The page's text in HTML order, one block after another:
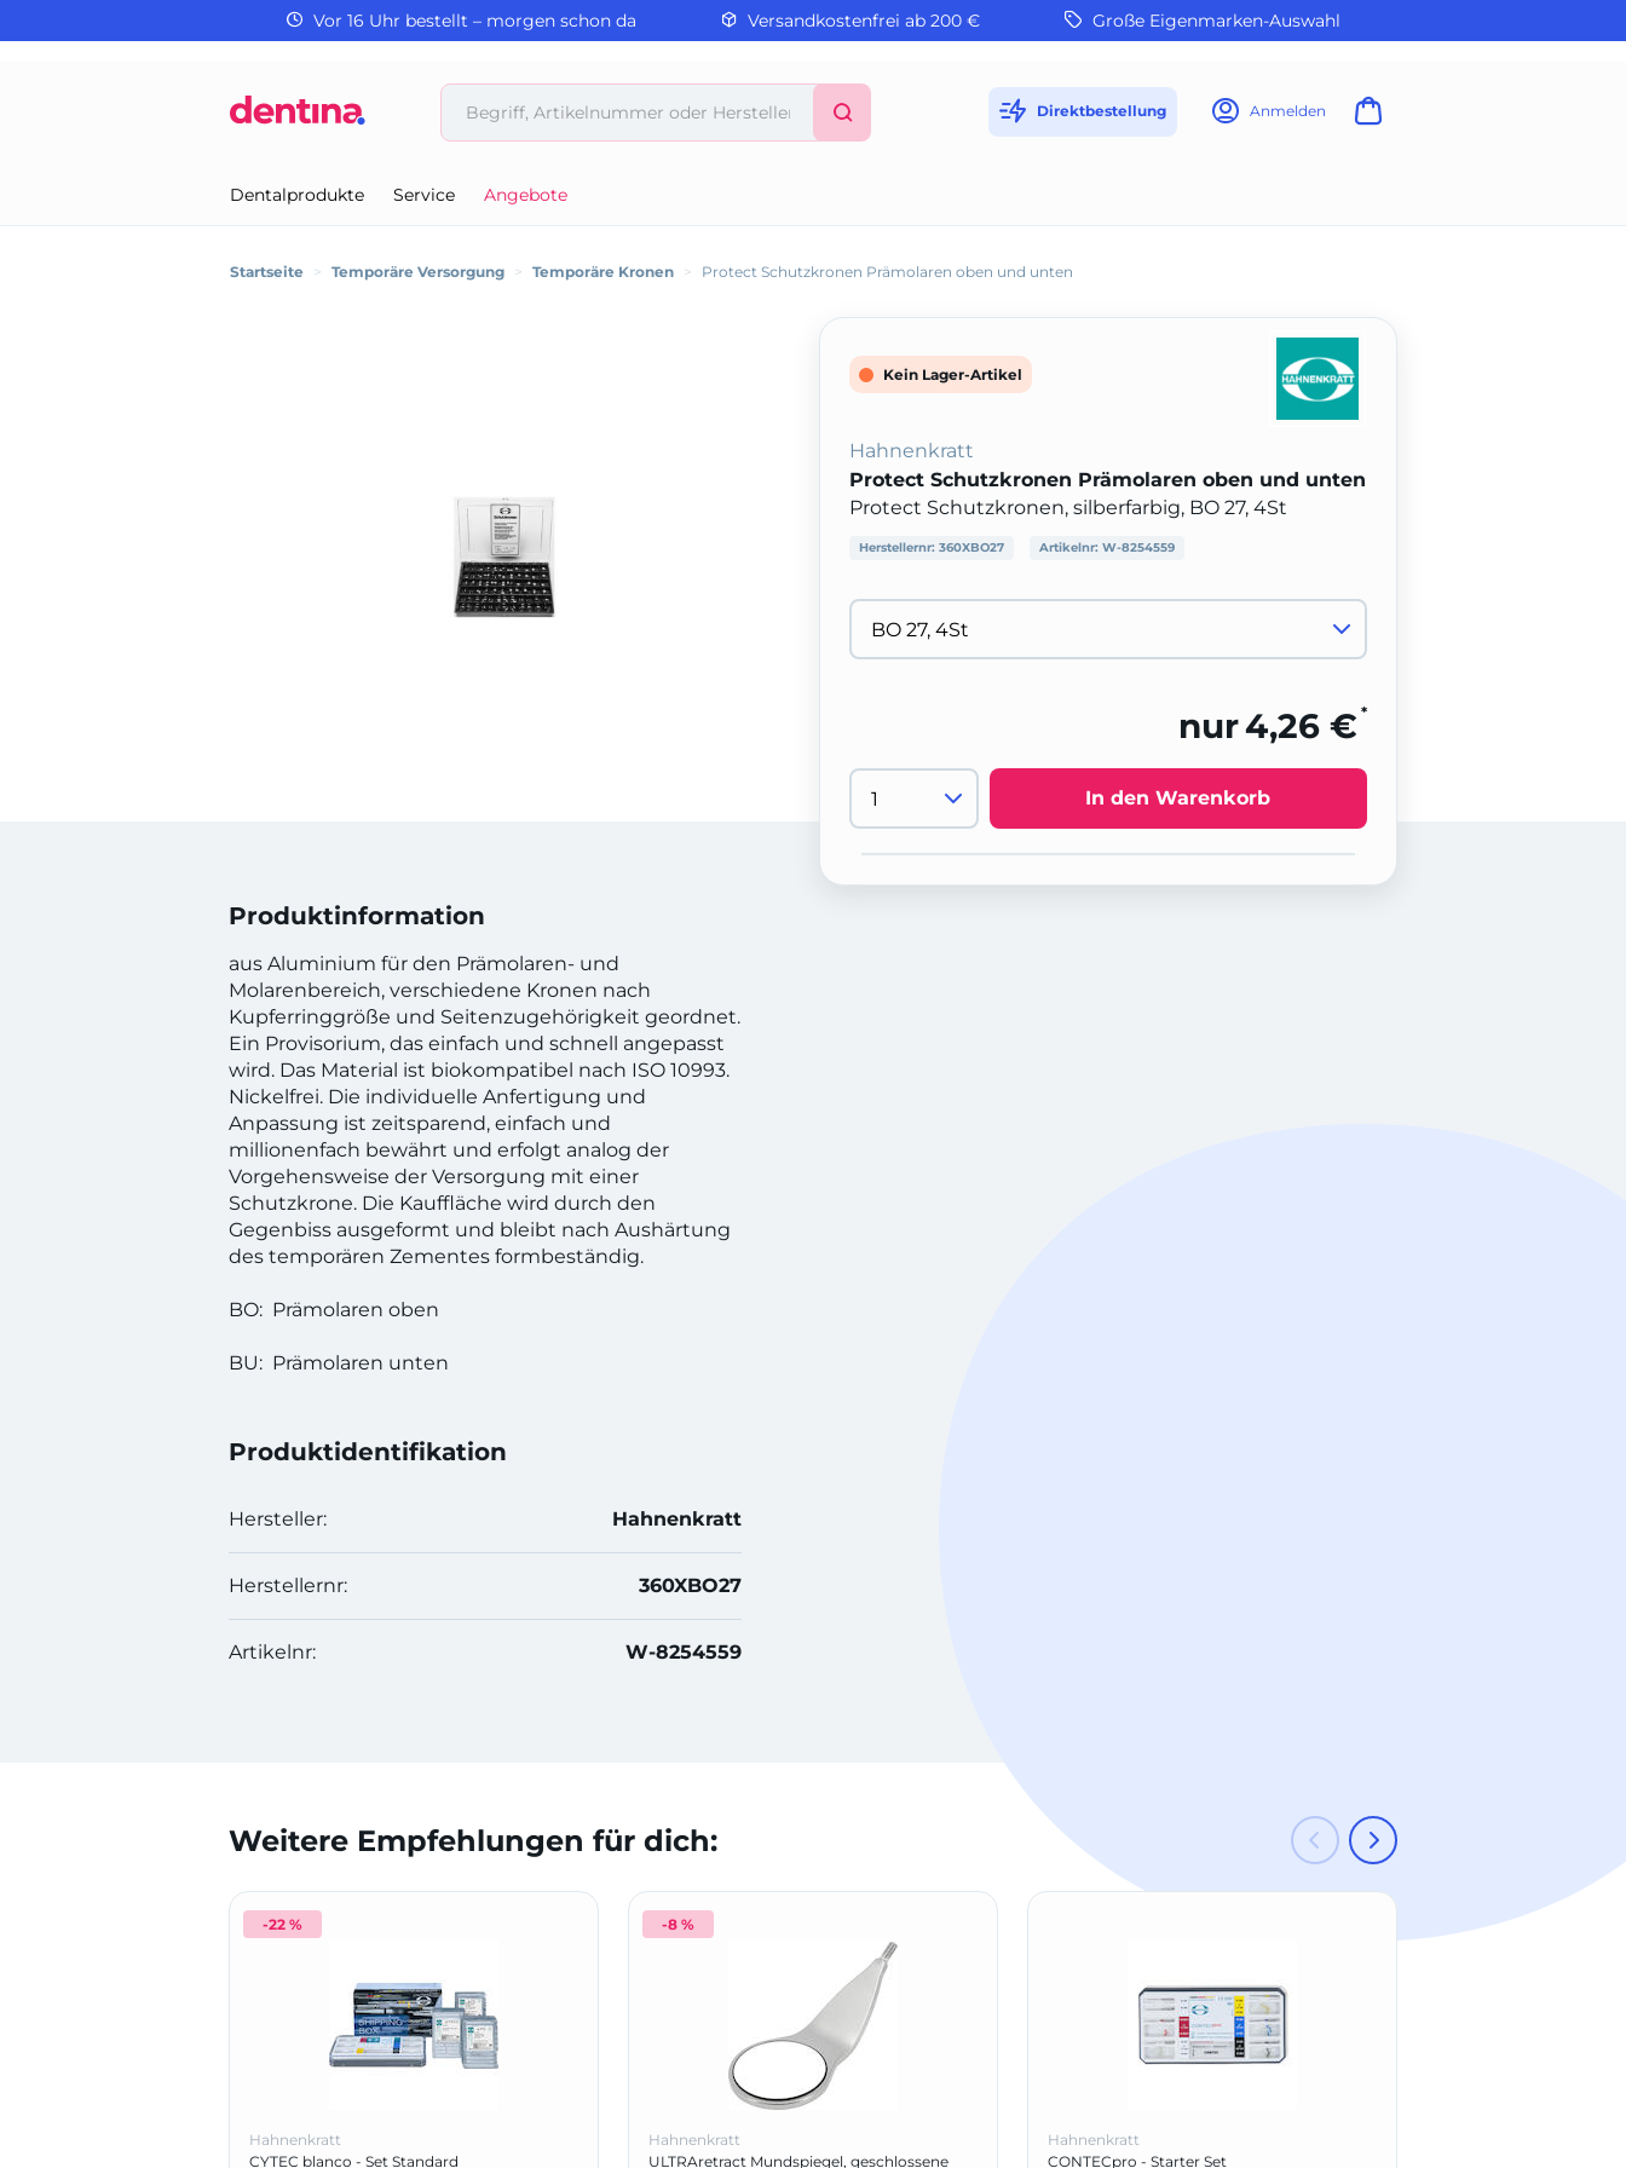
Vor 16 Uhr bestellt – morgen schon da Versandkostenfrei ab 200 € Große Eigenmarken-Auswahl
Direktbestellung Anmelden
Dentalprodukte Service Angebote
Startseite > Temporäre Versorgung > Temporäre Kronen > Protect Schutzkronen Prämolaren oben und unten
Produktinformation
aus Aluminium für den Prämolaren- und
Molarenbereich, verschiedene Kronen nach
Kupferringgröße und Seitenzugehörigkeit geordnet.
Ein Provisorium, das einfach und schnell angepasst
wird. Das Material ist biokompatibel nach ISO 10993.
Nickelfrei. Die individuelle Anfertigung und
Anpassung ist zeitsparend, einfach und
millionenfach bewährt und erfolgt analog der
Vorgehensweise der Versorgung mit einer
Schutzkrone. Die Kauffläche wird durch den
Gegenbiss ausgeformt und bleibt nach Aushärtung
des temporären Zementes formbeständig.
BO: Prämolaren oben
BU: Prämolaren unten
Produktidentifikation
Hersteller: Hahnenkratt
Herstellernr: 360XBO27
Artikelnr: W-8254559
Kein Lager-Artikel
Hahnenkratt
Protect Schutzkronen Prämolaren oben und unten
Protect Schutzkronen, silberfarbig, BO 27, 4St
Herstellernr: 360XBO27 Artikelnr: W-8254559
nur4,26 € *
In den Warenkorb
Weitere Empfehlungen für dich:
-22 %
Hahnenkratt
CYTEC blanco - Set Standard
-8 %
Hahnenkratt
ULTRAretract Mundspiegel, geschlossene
Hahnenkratt
CONTECpro - Starter Set
-6 %